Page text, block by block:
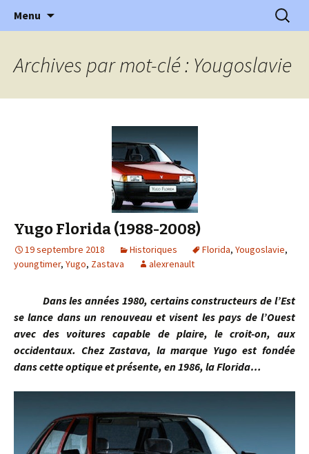
l'Automobile Ancienne
l'automobile ancienne : articles, historiques
…
Menu
Archives par mot-clé : Yougoslavie
Yugo Florida (1988-2008)
19 septembre 2018 Historiques Florida, Yougoslavie,
youngtimer, Yugo, Zastava alexrenault
Dans les années 1980, certains constructeurs de l’Est
se lance dans un renouveau et visent les pays de l’Ouest
avec des voitures capable de plaire, le croit-on, aux
occidentaux. Chez Zastava, la marque Yugo est fondée
dans cette optique et présente, en 1986, la Florida…